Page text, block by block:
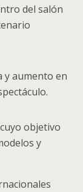
del salón
y aumento en
cuyo objetivo
y